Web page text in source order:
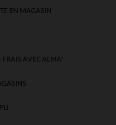
EN MAGASIN
FRAIS AVEC ALMA*